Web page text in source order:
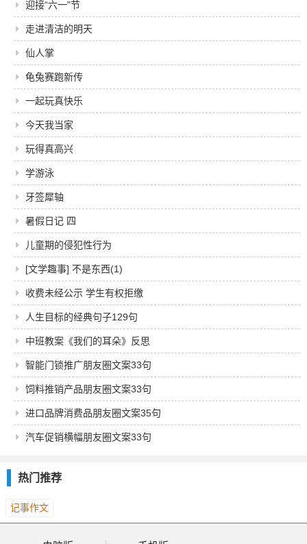
迎接“六一”节
走进清洁的明天
仙人掌
龟兔赛跑新传
一起玩真快乐
今天我当家
玩得真高兴
学游泳
牙签犀轴
暑假日记 四
儿童期的侵犯性行为
[文学趣事] 不是东西(1)
收费未经公示 学生有权拒缴
人生目标的经典句子129句
中班教案《我们的耳朵》反思
智能门锁推广朋友圈文案33句
饲料推销产品朋友圈文案33句
进口品牌消费品朋友圈文案35句
汽车促销横幅朋友圈文案33句
热门推荐
记事作文